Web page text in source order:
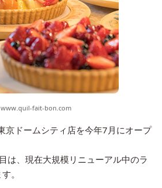
www.quil-fait-bon.com
京ドームシティ店を今年7月にオープ
は、現在大規模リニューアル中のラ
。